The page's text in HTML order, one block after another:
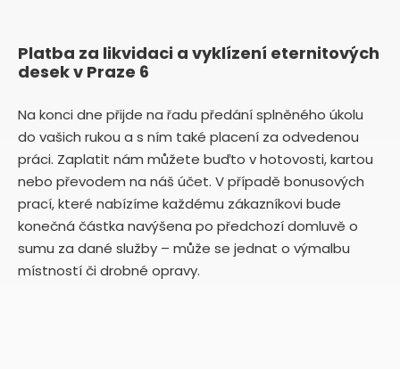
Platba za likvidaci a vyklízení eternitových
desek v Praze 6
Na konci dne přijde na řadu předání splněného úkolu
do vašich rukou a s ním také placení za odvedenou
práci. Zaplatit nám můžete buďto v hotovosti, kartou
nebo převodem na náš účet. V případě bonusových
prací, které nabízíme každému zákazníkovi bude
konečná částka navýšena po předchozí domluvě o
sumu za dané služby – může se jednat o výmalbu
místností či drobné opravy.